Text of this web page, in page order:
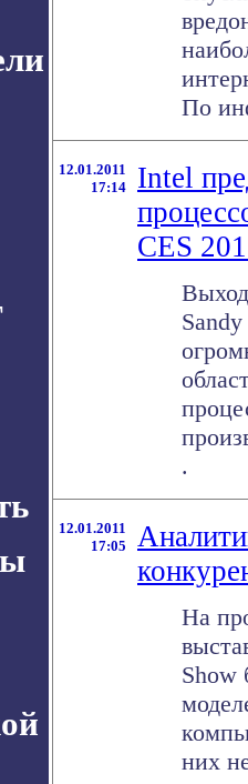
По
12.01.2011
17:14
Intel
CES
.
12.01.2011
17:05
На
Show
них